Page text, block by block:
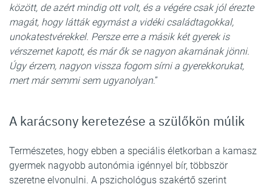
között, de azért mindig ott volt, és a végére csak jól érezte
magát, hogy látták egymást a vidéki családtagokkal,
unokatestvérekkel. Persze erre a másik két gyerek is
vérszemet kapott, és már ők se nagyon akarnának jönni.
Úgy érzem, nagyon vissza fogom sírni a gyerekkorukat,
mert már semmi sem ugyanolyan.”
A karácsony keretezése a szülőkön múlik
Természetes, hogy ebben a speciális életkorban a kamasz
gyermek nagyobb autonómia igénnyel bír, többször
szeretne elvonulni. A pszichológus szakértő szerint